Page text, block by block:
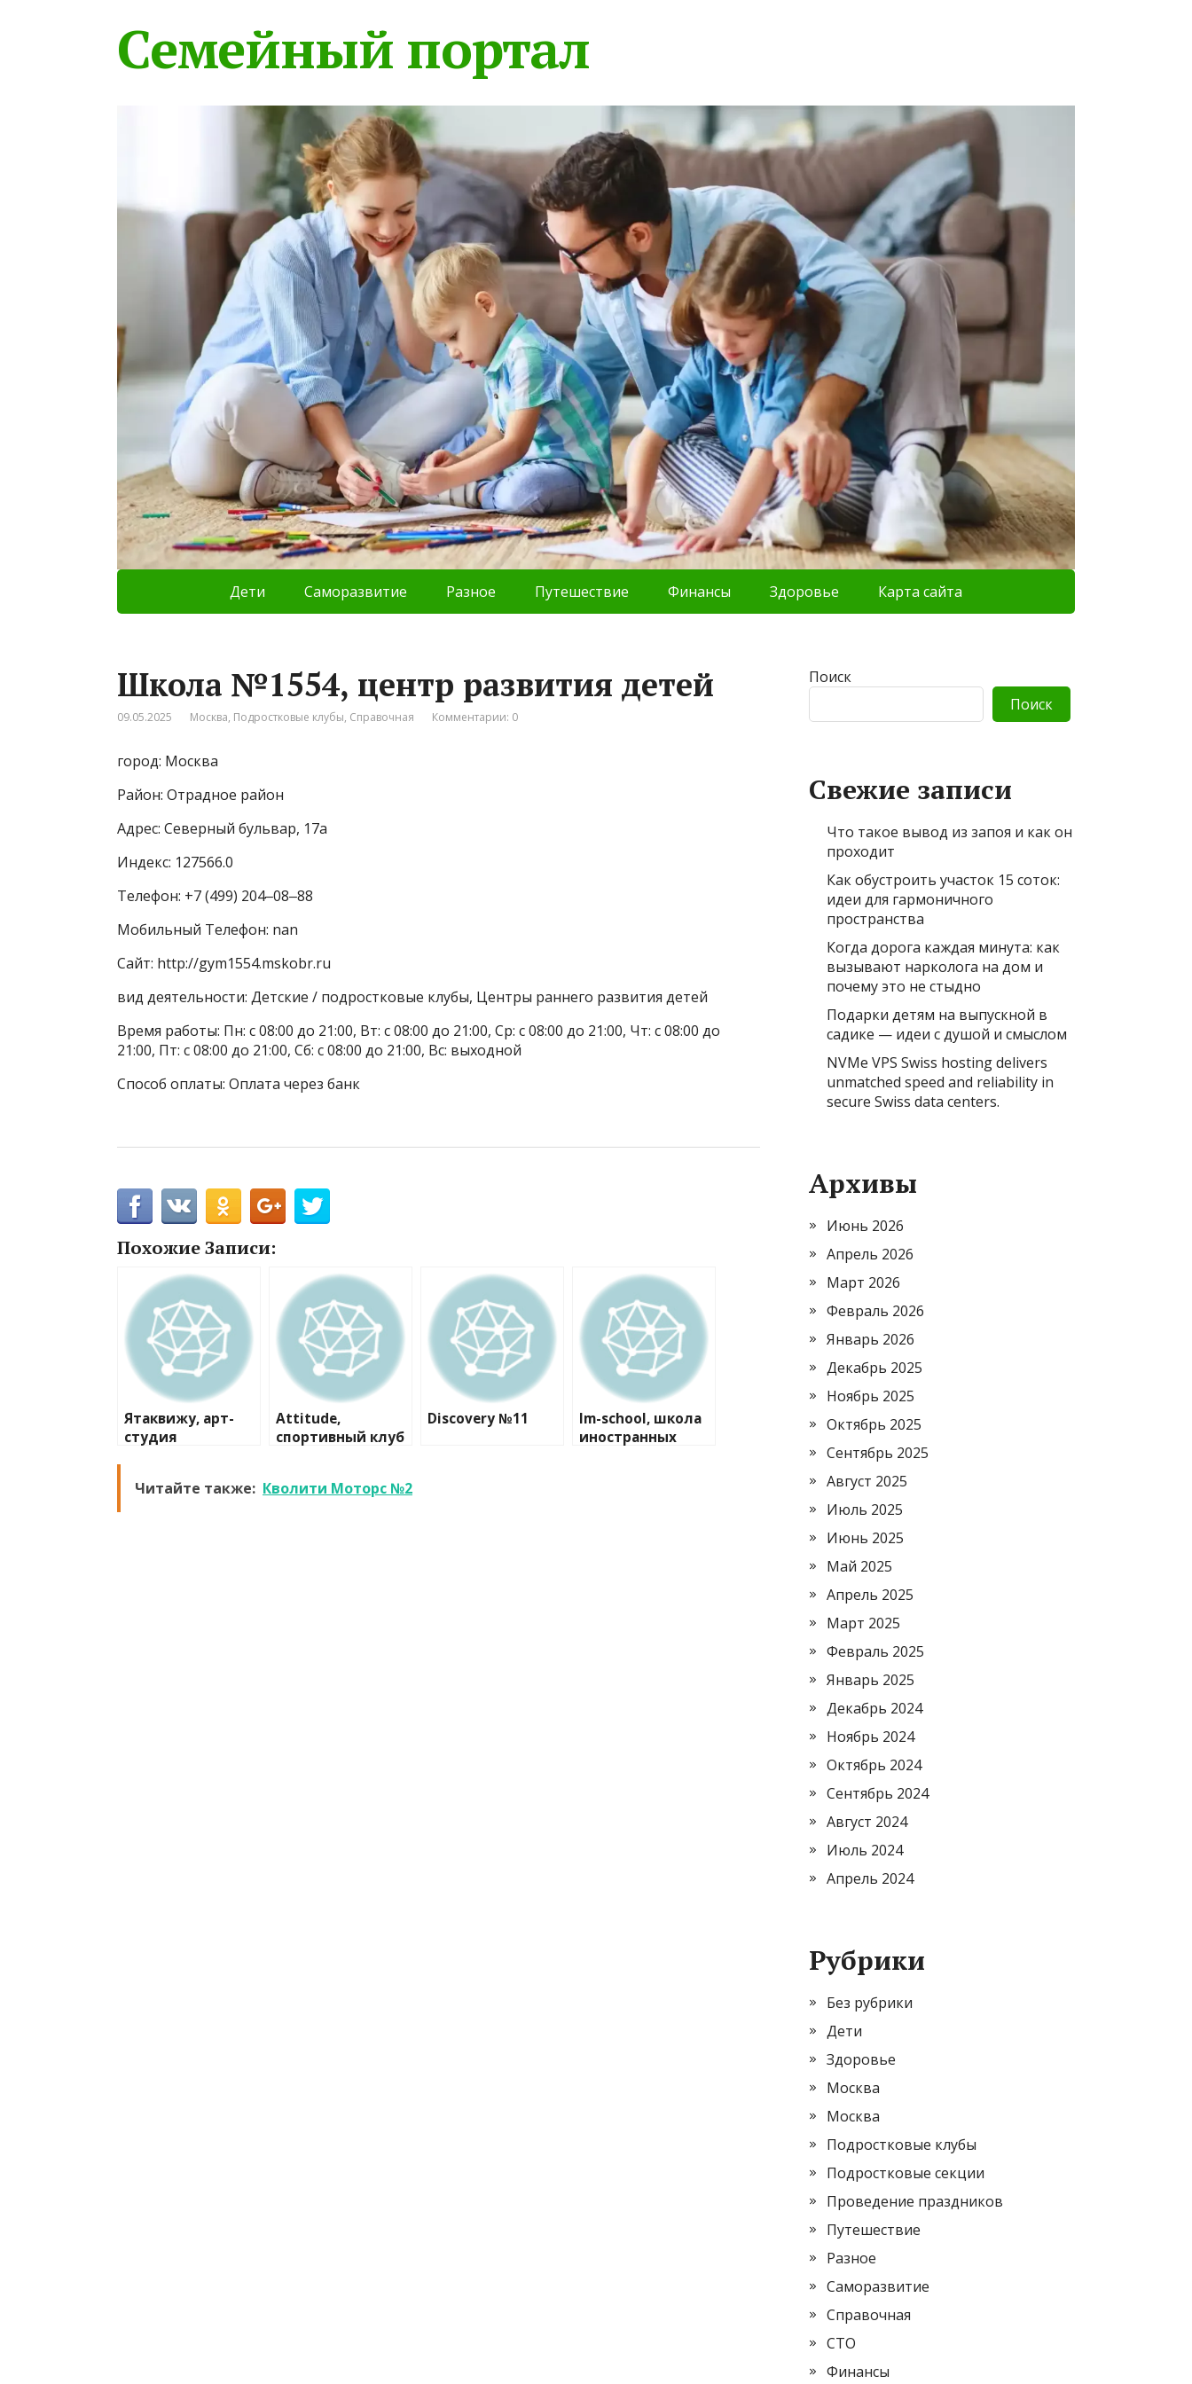
Семейный портал
Дети Саморазвитие Разное Путешествие Финансы Здоровье Карта сайта
Школа №1554, центр развития детей
09.05.2025 Москва, Подростковые клубы, Справочная Комментарии: 0
город: Москва
Район: Отрадное район
Адрес: Северный бульвар, 17а
Индекс: 127566.0
Телефон: +7 (499) 204‒08‒88
Мобильный Телефон: nan
Сайт: http://gym1554.mskobr.ru
вид деятельности: Детские / подростковые клубы, Центры раннего развития детей
Время работы: Пн: с 08:00 до 21:00, Вт: с 08:00 до 21:00, Ср: с 08:00 до 21:00, Чт: с 08:00 до
21:00, Пт: с 08:00 до 21:00, Сб: с 08:00 до 21:00, Вс: выходной
Способ оплаты: Оплата через банк
Похожие Записи:
Ятаквижу, арт-
студия
Attitude,
спортивный клуб
Discovery №11
Im-school, школа
иностранных
Читайте также: Кволити Моторс №2
Поиск
Поиск
Свежие записи
Что такое вывод из запоя и как он
проходит
Как обустроить участок 15 соток:
идеи для гармоничного
пространства
Когда дорога каждая минута: как
вызывают нарколога на дом и
почему это не стыдно
Подарки детям на выпускной в
садике — идеи с душой и смыслом
NVMe VPS Swiss hosting delivers
unmatched speed and reliability in
secure Swiss data centers.
Архивы
Июнь 2026
Апрель 2026
Март 2026
Февраль 2026
Январь 2026
Декабрь 2025
Ноябрь 2025
Октябрь 2025
Сентябрь 2025
Август 2025
Июль 2025
Июнь 2025
Май 2025
Апрель 2025
Март 2025
Февраль 2025
Январь 2025
Декабрь 2024
Ноябрь 2024
Октябрь 2024
Сентябрь 2024
Август 2024
Июль 2024
Апрель 2024
Рубрики
Без рубрики
Дети
Здоровье
Москва
Москва
Подростковые клубы
Подростковые секции
Проведение праздников
Путешествие
Разное
Саморазвитие
Справочная
СТО
Финансы